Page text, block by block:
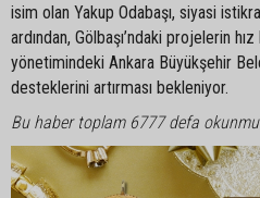
isim olan Yakup Odabaşı, siyasi
ardından, Gölbaşı’ndaki projelerin
yönetimindeki Ankara Büyükşehir
desteklerini artırması bekleniyor.
Bu haber toplam 6777 defa